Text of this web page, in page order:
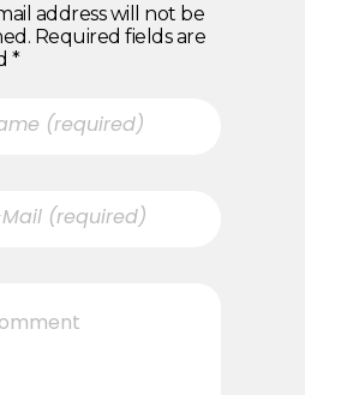
address will not be
Required fields are
*